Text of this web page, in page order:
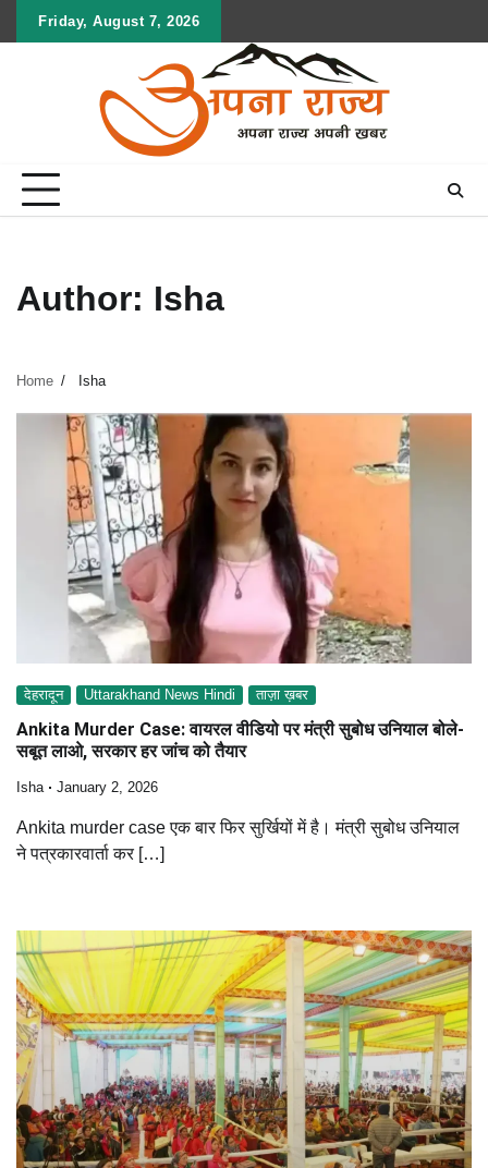
Friday, August 7, 2026
Author: Isha
Home Isha
देहरादून Uttarakhand News Hindi ताज़ा ख़बर
Ankita Murder Case: वायरल वीडियो पर मंत्री सुबोध उनियाल बोले-
सबूत लाओ, सरकार हर जांच को तैयार
Isha January 2, 2026
Ankita murder case एक बार फिर सुर्खियों में है। मंत्री सुबोध उनियाल
ने पत्रकारवार्ता कर […]